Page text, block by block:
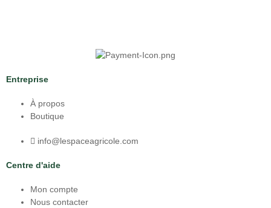
Entreprise
À propos
Boutique
info@lespaceagricole.com
Centre d'aide
Mon compte
Nous contacter